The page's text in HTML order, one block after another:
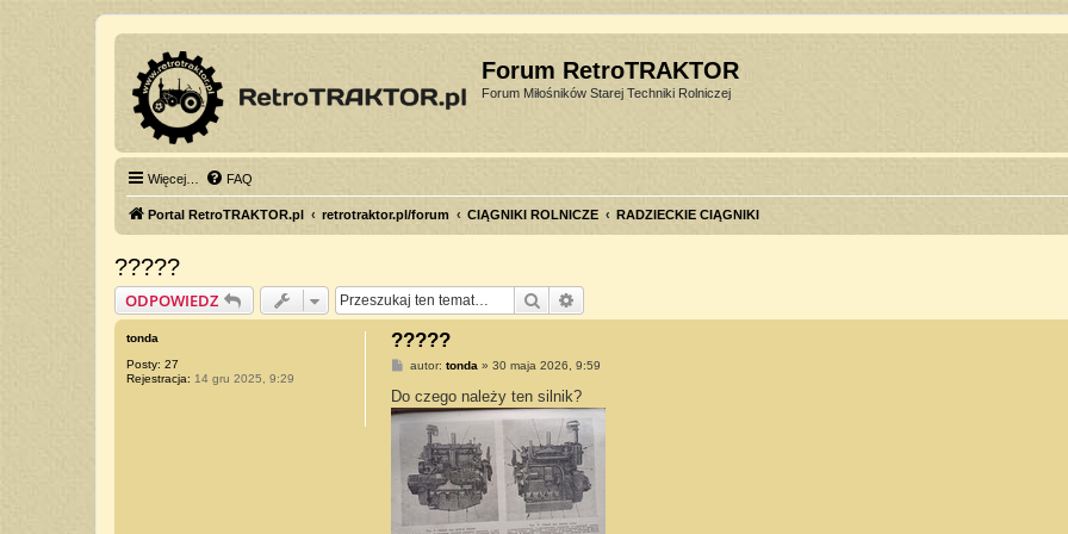
Forum RetroTRAKTOR
Forum Miłośników Starej Techniki Rolniczej
Więcej… FAQ
Portal RetroTRAKTOR.pl retrotraktor.pl/forum CIĄGNIKI ROLNICZE RADZIECKIE CIĄGNIKI
?????
ODPOWIEDZ Szukaj
tonda
Posty: 27
Rejestracja: 14 gru 2025, 9:29
?????
P
s
t
autor: tonda » 30 maja 2026, 9:59
Do czego należy ten silnik?